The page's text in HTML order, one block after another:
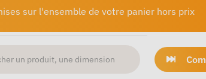
sur l'ensemble de votre panier hors prix